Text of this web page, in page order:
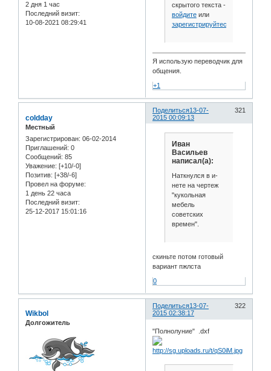
2 дня 1 час
Последний визит:
10-08-2021 08:29:41
скрытого текста -
войдитеили
зарегистрируйтесь
Я использую переводчик для
общения.
+1
Поделиться 321
13-07-
2015 00:09:13
coldday
Местный
Зарегистрирован: 06-02-2014
Приглашений: 0
Сообщений: 85
Уважение: [+10/-0]
Позитив: [+38/-6]
Провел на форуме:
1 день 22 часа
Последний визит:
25-12-2017 15:01:16
Иван
Васильев
написал(а):
Наткнулся в и-
нете на чертеж
"кукольная
мебель
советских
времен".
скиньте потом готовый
вариант пжлста
0
Поделиться 322
13-07-
2015 02:38:17
Wikbol
Долгожитель
"Полнолуние" .dxf